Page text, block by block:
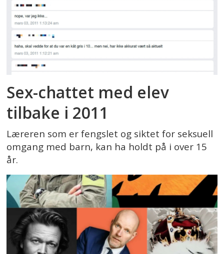
Sex-chattet med elev
tilbake i 2011
Læreren som er fengslet og siktet for seksuell
omgang med barn, kan ha holdt på i over 15
år.